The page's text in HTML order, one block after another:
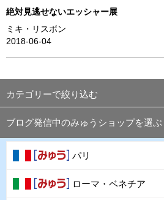
絶対見逃せないエッシャー展
ミキ・リスボン
2018-06-04
カテゴリーで絞り込む
ブログ発信中のみゅうショップを選ぶ
パリ
ローマ・ベネチア